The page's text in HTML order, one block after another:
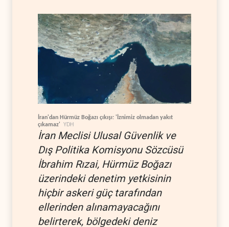
İran'dan Hürmüz Boğazı çıkışı: 'İznimiz olmadan yakıt
çıkamaz' YDH
İran Meclisi Ulusal Güvenlik ve
Dış Politika Komisyonu Sözcüsü
İbrahim Rızai, Hürmüz Boğazı
üzerindeki denetim yetkisinin
hiçbir askeri güç tarafından
ellerinden alınamayacağını
belirterek, bölgedeki deniz